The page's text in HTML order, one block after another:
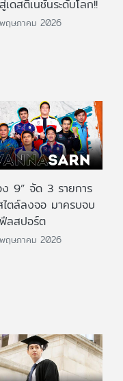
เดสติเนชั่นระดับโลก!!
ฤษภาคม 2026
ง 9” จัด 3 รายการ
ตล์ลงจอ มาครบจบ
ลสปอร์ต
ฤษภาคม 2026